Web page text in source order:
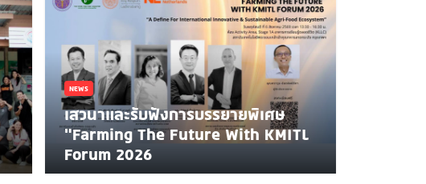
NEWS
เสวนาและรับฟังการบรรยายพิเศษ
"Farming The Future With KMITL
Forum 2026